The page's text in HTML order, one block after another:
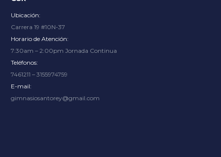
Ubicación:
Carrera 19 #10N-37
Horario de Atención:
7:30am – 2:00pm Jornada Continua
Teléfonos:
7461211 – 3155974759
E-mail:
gimnasiosantorey@gmail.com